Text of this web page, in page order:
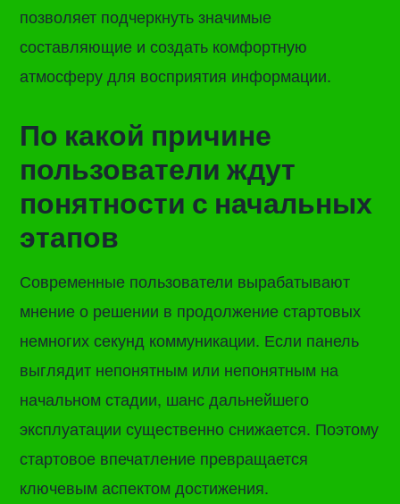
позволяет подчеркнуть значимые
составляющие и создать комфортную
атмосферу для восприятия информации.
По какой причине
пользователи ждут
понятности с начальных
этапов
Современные пользователи вырабатывают
мнение о решении в продолжение стартовых
немногих секунд коммуникации. Если панель
выглядит непонятным или непонятным на
начальном стадии, шанс дальнейшего
эксплуатации существенно снижается. Поэтому
стартовое впечатление превращается
ключевым аспектом достижения.